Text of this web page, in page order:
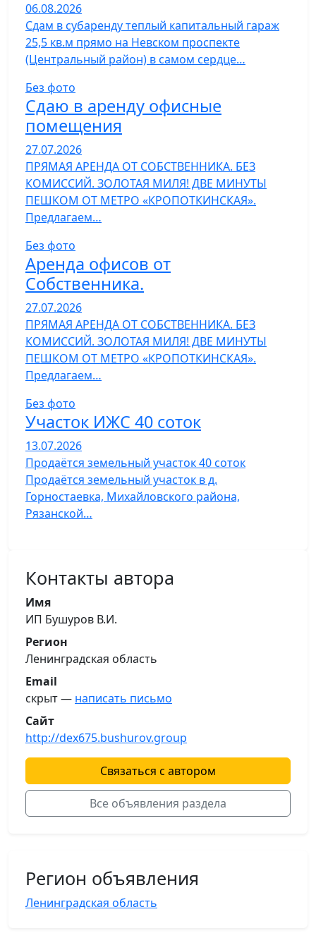
06.08.2026
Сдам в субаренду теплый капитальный гараж
25,5 кв.м прямо на Невском проспекте
(Центральный район) в самом сердце…
Без фото
Сдаю в аренду офисные
помещения
27.07.2026
ПРЯМАЯ АРЕНДА ОТ СОБСТВЕННИКА. БЕЗ
КОМИССИЙ. ЗОЛОТАЯ МИЛЯ! ДВЕ МИНУТЫ
ПЕШКОМ ОТ МЕТРО «КРОПОТКИНСКАЯ».
Предлагаем…
Без фото
Аренда офисов от
Собственника.
27.07.2026
ПРЯМАЯ АРЕНДА ОТ СОБСТВЕННИКА. БЕЗ
КОМИССИЙ. ЗОЛОТАЯ МИЛЯ! ДВЕ МИНУТЫ
ПЕШКОМ ОТ МЕТРО «КРОПОТКИНСКАЯ».
Предлагаем…
Без фото
Участок ИЖС 40 соток
13.07.2026
Продаётся земельный участок 40 соток
Продаётся земельный участок в д.
Горностаевка, Михайловского района,
Рязанской…
Контакты автора
Имя
ИП Бушуров В.И.
Регион
Ленинградская область
Email
скрыт — написать письмо
Сайт
http://dex675.bushurov.group
Связаться с автором
Все объявления раздела
Регион объявления
Ленинградская область